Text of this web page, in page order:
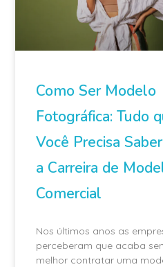
Como Ser Modelo
Fotográfica: Tudo
Você Precisa
a Carreira de
Comercial
Nos últimos anos as
perceberam que acaba
melhor contratar uma